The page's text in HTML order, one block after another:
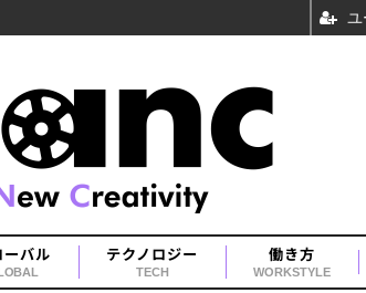
ーバル テクノロジー
TECH
働き方
WORKSTYLE